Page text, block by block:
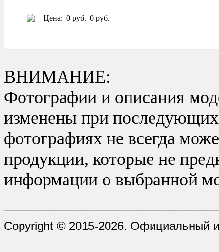
Цена: 0 руб. 0 руб.
ВНИМАНИЕ:
Фотографии и описания
изменены при последующих
фотографиях не всегда
продукции, которые не
информации о выбранной
Copyright © 2015-2026. Официальный